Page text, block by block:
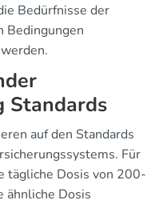
Bedürfnisse der
Bedingungen
Standards
auf den Standards
Für
tägliche Dosis von 200-
ähnliche Dosis